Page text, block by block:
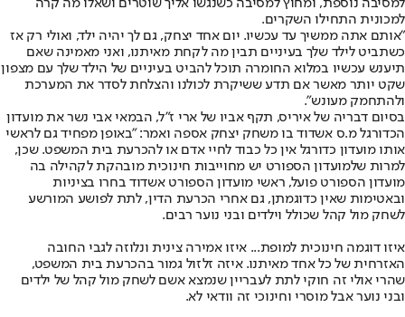
למסיבה נוספת, ומחוץ למסיבה כשנגשו אליך שוטרים ושאלו מה קרה
למכונית התחילו השקרים.
"אותם אתה ממשיך עד עכשיו. יום אחד יצחק, גם לך יהיה ילד, ואולי רק אז
כשתביט לילד שלך בעיניים תבין מה לקחת מאיתנו, ואני מאמינה שאם
תיענש עכשיו במלוא החומרה תוכל להביט בעיניים של הילד שלך עם מצפון
שקט יותר מאשר אם תדע ששיקרת לכולנו והצלחת לסדר את המערכת
ולהתחמק מעונש".
בסיום דבריה של איריס, תקף אביו של ארי ז"ל, הבמאי אבי נשר את מועדון
הכדורגל מ.ס אשדוד בו משחק יצחק אספה ואמר: "באופן מפחיד גם לראשי
אותו מועדון כדורגל אין כל כבוד לחיי אדם או להכרעת בית המשפט. שכן,
למרות שלמועדון הספורט יש מחוייבות חינוכית מובהקת לקהילה בה
מועדון הספורט פועל, ראשי מועדון הספורט אשדוד בחרו בציניות
ובאטימות שאין כדוגמתן, גם אחרי הכרעת הדין, לתת לפושע המורשע
לשחק מול קהל שכולל וילדים ובני נוער רבים.
איזו דוגמה חינוכית למופת... איזו אמירה צינית ונלוזה לגבי החובה
האזרחית של כל אחד מאיתנו. איזה זלזול גמור בהכרעת בית המשפט,
שהרי אולי זה חוקי לתת לעבריין שנמצא אשם לשחק מול קהל של ילדים
ובני נוער אבל מוסרי וחינוכי זה וודאי לא.